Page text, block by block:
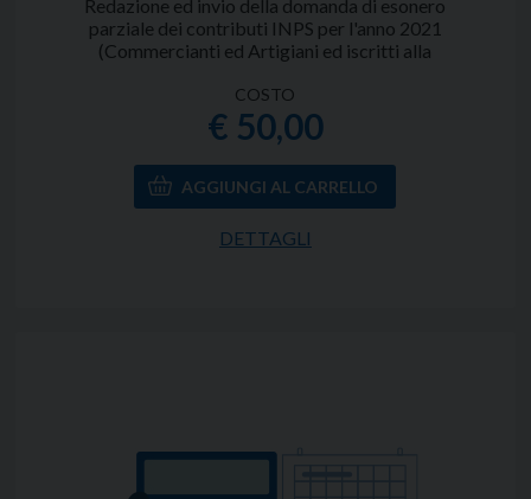
Redazione ed invio della domanda di esonero
parziale dei contributi INPS per l'anno 2021
(Commercianti ed Artigiani ed iscritti alla
requisiti rischiesti dalla normativa.
COSTO
€ 50,00
DETTAGLI